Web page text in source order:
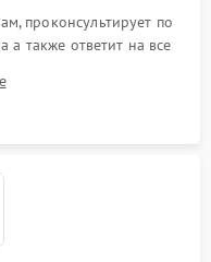
проконсультирует по
а также ответит на все